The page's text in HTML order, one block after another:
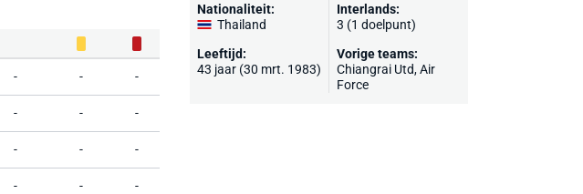
- - -
- - -
- - -
- - -
Nationaliteit:
Thailand
Leeftijd:
43 jaar (30 mrt. 1983)
Interlands:
3 (1 doelpunt)
Vorige teams:
Chiangrai Utd, Air
Force